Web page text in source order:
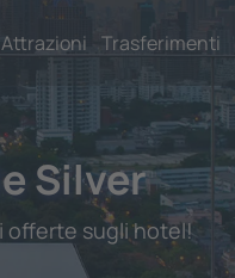
Attrazioni Trasferimenti
Silver
offerte sugli hotel!